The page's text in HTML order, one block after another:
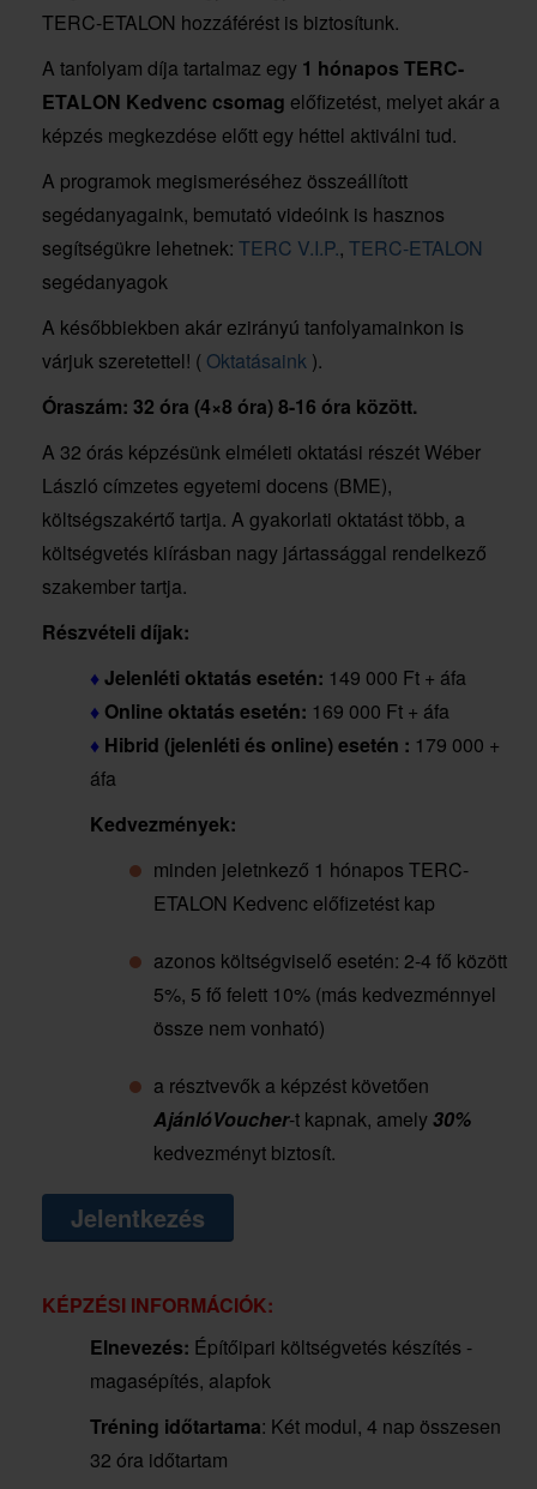
TERC-ETALON hozzáférést is biztosítunk.
A tanfolyam díja tartalmaz egy 1 hónapos TERC-
ETALON Kedvenc csomag előfizetést, melyet akár a
képzés megkezdése előtt egy héttel aktiválni tud.
A programok megismeréséhez összeállított
segédanyagaink, bemutató videóink is hasznos
segítségükre lehetnek: TERC V.I.P., TERC-ETALON
segédanyagok
A későbbiekben akár ezirányú tanfolyamainkon is
várjuk szeretettel! ( Oktatásaink ).
Óraszám: 32 óra (4×8 óra) 8-16 óra között.
A 32 órás képzésünk elméleti oktatási részét Wéber
László címzetes egyetemi docens (BME),
költségszakértő tartja. A gyakorlati oktatást több, a
költségvetés kiírásban nagy jártassággal rendelkező
szakember tartja.
Részvételi díjak:
♦Jelenléti oktatás esetén: 149 000 Ft + áfa
♦ Online oktatás esetén: 169 000 Ft + áfa
♦ Hibrid (jelenléti és online) esetén : 179 000 +
áfa
Kedvezmények:
minden jeletnkező 1 hónapos TERC-
ETALON Kedvenc előfizetést kap
azonos költségviselő esetén: 2-4 fő között
5%, 5 fő felett 10% (más kedvezménnyel
össze nem vonható)
a résztvevők a képzést követően
AjánlóVoucher-t kapnak, amely30%
kedvezményt biztosít.
Jelentkezés
KÉPZÉSI INFORMÁCIÓK:
Elnevezés: Építőipari költségvetés készítés -
magasépítés, alapfok
Tréning időtartama: Két modul, 4 nap összesen
32 óra időtartam